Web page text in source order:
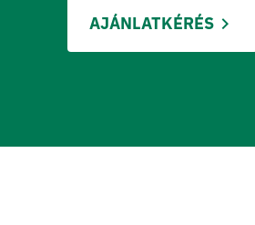
AJÁNLATKÉRÉS